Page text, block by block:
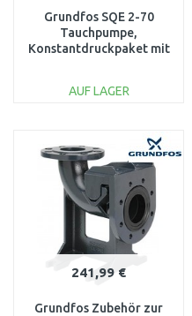
Grundfos SQE 2-70
Tauchpumpe,
Konstantdruckpaket mit
AUF LAGER
Vergleichen
241,99 €
Grundfos Zubehör zur